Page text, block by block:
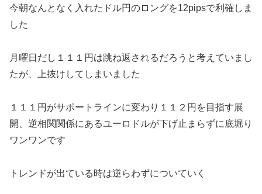
今朝なんとなく入れたドル円のロングを12pipsで利確しま
した
月曜日だし１１１円は跳ね返されるだろうと考えていまし
たが、上抜けしてしまいました
１１１円がサポートラインに変わり１１２円を目指す展
開、逆相関関係にあるユーロドルが下げ止まらずに底堀り
ワンワンです
トレンドが出ている時は逆らわずについていく